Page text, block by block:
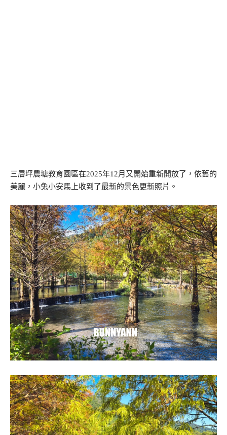
三層坪農塘教育園區在2025年12月又開始重新開放了，依舊的
美麗，小兔小安馬上收到了最新的景色更新照片。